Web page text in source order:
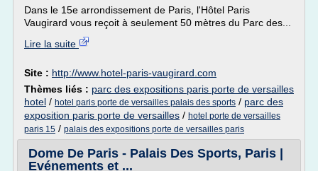
Dans le 15e arrondissement de Paris, l'Hôtel Paris
Vaugirard vous reçoit à seulement 50 mètres du Parc des...
Lire la suite
Site : http://www.hotel-paris-vaugirard.com
Thèmes liés : parc des expositions paris porte de versailles
hotel / hotel paris porte de versailles palais des sports / parc des
exposition paris porte de versailles / hotel porte de versailles
paris 15 / palais des expositions porte de versailles paris
Dome De Paris - Palais Des Sports, Paris |
Evénements et ...